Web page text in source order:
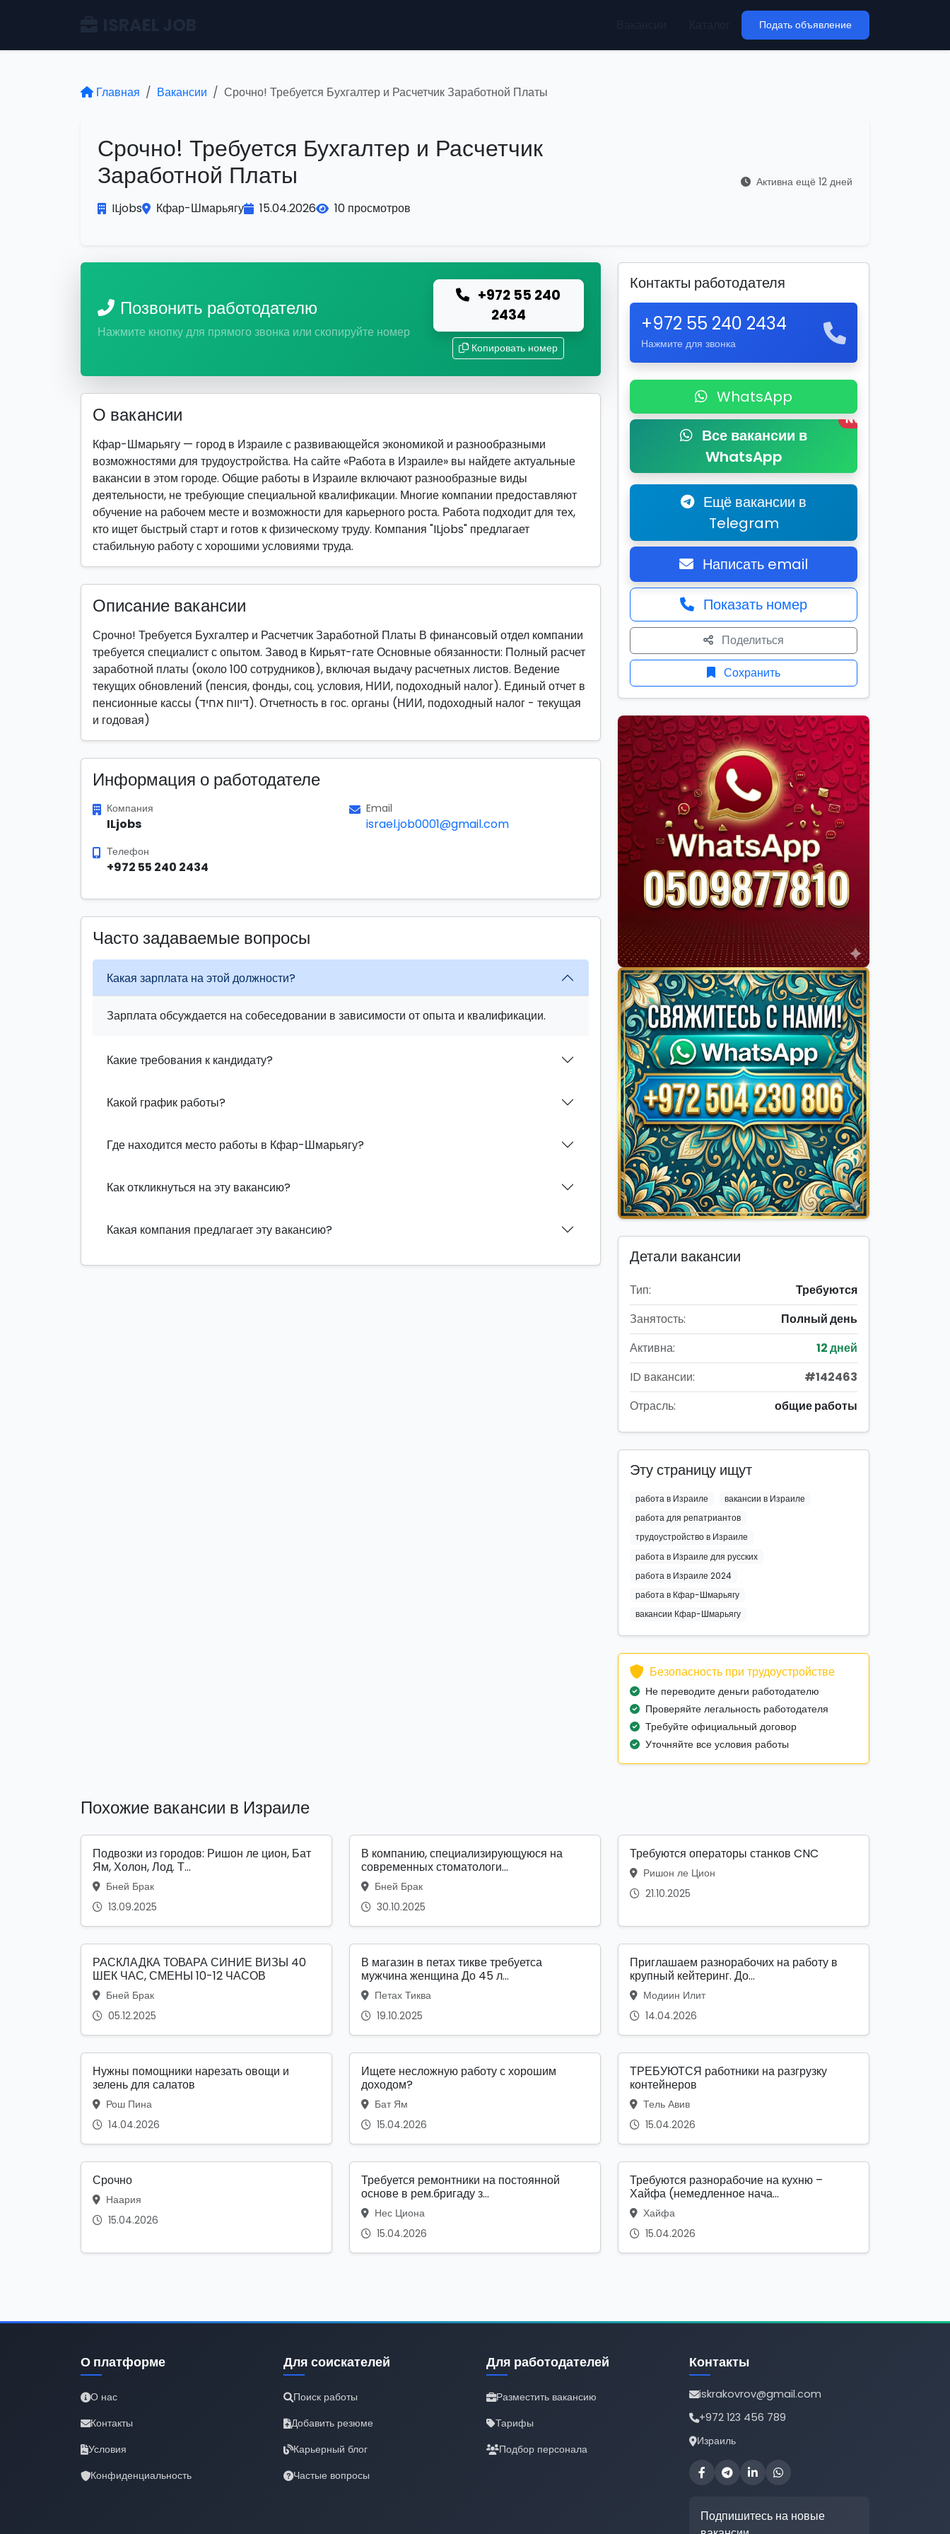
Подать объявление
Главная Вакансии Срочно! Требуется Бухгалтер и Расчетчик Заработной Платы
Срочно! Требуется Бухгалтер и Расчетчик
Заработной Платы
ILjobs Кфар-Шмарьягу 15.04.2026 10 просмотров
Активна ещё 12 дней
Позвонить работодателю
Нажмите кнопку для прямого звонка или скопируйте номер
+972 55 240
2434
Копировать номер
О вакансии
Кфар-Шмарьягу — город в Израиле с развивающейся экономикой и разнообразными
возможностями для трудоустройства. На сайте «Работа в Израиле» вы найдете актуальные
вакансии в этом городе. Общие работы в Израиле включают разнообразные виды
деятельности, не требующие специальной квалификации. Многие компании предоставляют
обучение на рабочем месте и возможности для карьерного роста. Работа подходит для тех,
кто ищет быстрый старт и готов к физическому труду. Компания "ILjobs" предлагает
стабильную работу с хорошими условиями труда.
Описание вакансии
Срочно! Требуется Бухгалтер и Расчетчик Заработной Платы В финансовый отдел компании
требуется специалист с опытом. Завод в Кирьят-гате Основные обязанности: Полный расчет
заработной платы (около 100 сотрудников), включая выдачу расчетных листов. Ведение
текущих обновлений (пенсия, фонды, соц. условия, НИИ, подоходный налог). Единый отчет в
пенсионные кассы (דיווח אחיד). Отчетность в гос. органы (НИИ, подоходный налог - текущая
и годовая)
Информация о работодателе
Компания
ILjobs
Email
israel.job0001@gmail.com
Телефон
+972 55 240 2434
Часто задаваемые вопросы
Какая зарплата на этой должности?
Зарплата обсуждается на собеседовании в зависимости от опыта и квалификации.
Какие требования к кандидату?
Какой график работы?
Где находится место работы в Кфар-Шмарьягу?
Как откликнуться на эту вакансию?
Какая компания предлагает эту вакансию?
Контакты работодателя
+972 55 240 2434
Нажмите для звонка
WhatsApp
Все вакансии в
WhatsApp
New
Ещё вакансии в
Telegram
Написать email
Показать номер
Поделиться
Сохранить
Детали вакансии
Тип:
Требуются
Занятость:
Полный день
Активна:
12 дней
ID вакансии:
#142463
Отрасль:
общие работы
Эту страницу ищут
работа в Израиле
вакансии в Израиле
работа для репатриантов
трудоустройство в Израиле
работа в Израиле для русских
работа в Израиле 2024
работа в Кфар-Шмарьягу
вакансии Кфар-Шмарьягу
Безопасность при трудоустройстве
Не переводите деньги работодателю
Проверяйте легальность работодателя
Требуйте официальный договор
Уточняйте все условия работы
Похожие вакансии в Израиле
Подвозки из городов: Ришон ле цион, Бат
Ям, Холон, Лод. Т...
Бней Брак
13.09.2025
В компанию, специализирующуюся на
современных стоматологи...
Бней Брак
30.10.2025
Требуются операторы станков CNC
Ришон ле Цион
21.10.2025
РАСКЛАДКА ТОВАРА СИНИЕ ВИЗЫ 40
ШЕК ЧАС, СМЕНЫ 10-12 ЧАСОВ
Бней Брак
05.12.2025
В магазин в петах тикве требуетса
мужчина женщина До 45 л...
Петах Тиква
19.10.2025
Приглашаем разнорабочих на работу в
крупный кейтеринг. До...
Модиин Илит
14.04.2026
Нужны помощники нарезать овощи и
зелень для салатов
Рош Пина
14.04.2026
Ищете несложную работу с хорошим
доходом?
Бат Ям
15.04.2026
ТРЕБУЮТСЯ работники на разгрузку
контейнеров
Тель Авив
15.04.2026
Срочно
Наария
15.04.2026
Требуется ремонтники на постоянной
основе в рем.бригаду з...
Нес Циона
15.04.2026
Требуются разнорабочие на кухню –
Хайфа (немедленное нача...
Хайфа
15.04.2026
О платформе
О нас
Контакты
Условия
Конфиденциальность
Для соискателей
Поиск работы
Добавить резюме
Карьерный блог
Частые вопросы
Для работодателей
Разместить вакансию
Тарифы
Подбор персонала
Контакты
iskrakovrov@gmail.com
+972 123 456 789
Израиль
Подпишитесь на новые